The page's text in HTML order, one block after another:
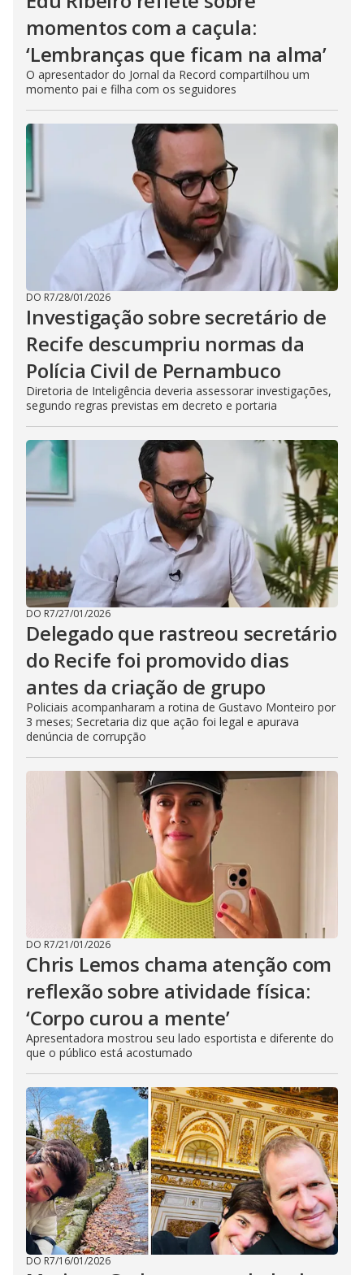
momentos com a caçula:
‘Lembranças que ficam na alma’
O apresentador do Jornal da Record compartilhou um
momento pai e filha com os seguidores
DO R7/28/01/2026
Investigação sobre secretário de
Recife descumpriu normas da
Polícia Civil de Pernambuco
Diretoria de Inteligência deveria assessorar investigações,
segundo regras previstas em decreto e portaria
DO R7/27/01/2026
Delegado que rastreou secretário
do Recife foi promovido dias
antes da criação de grupo
Policiais acompanharam a rotina de Gustavo Monteiro por
3 meses; Secretaria diz que ação foi legal e apurava
denúncia de corrupção
DO R7/21/01/2026
Chris Lemos chama atenção com
reflexão sobre atividade física:
‘Corpo curou a mente’
Apresentadora mostrou seu lado esportista e diferente do
que o público está acostumado
DO R7/16/01/2026